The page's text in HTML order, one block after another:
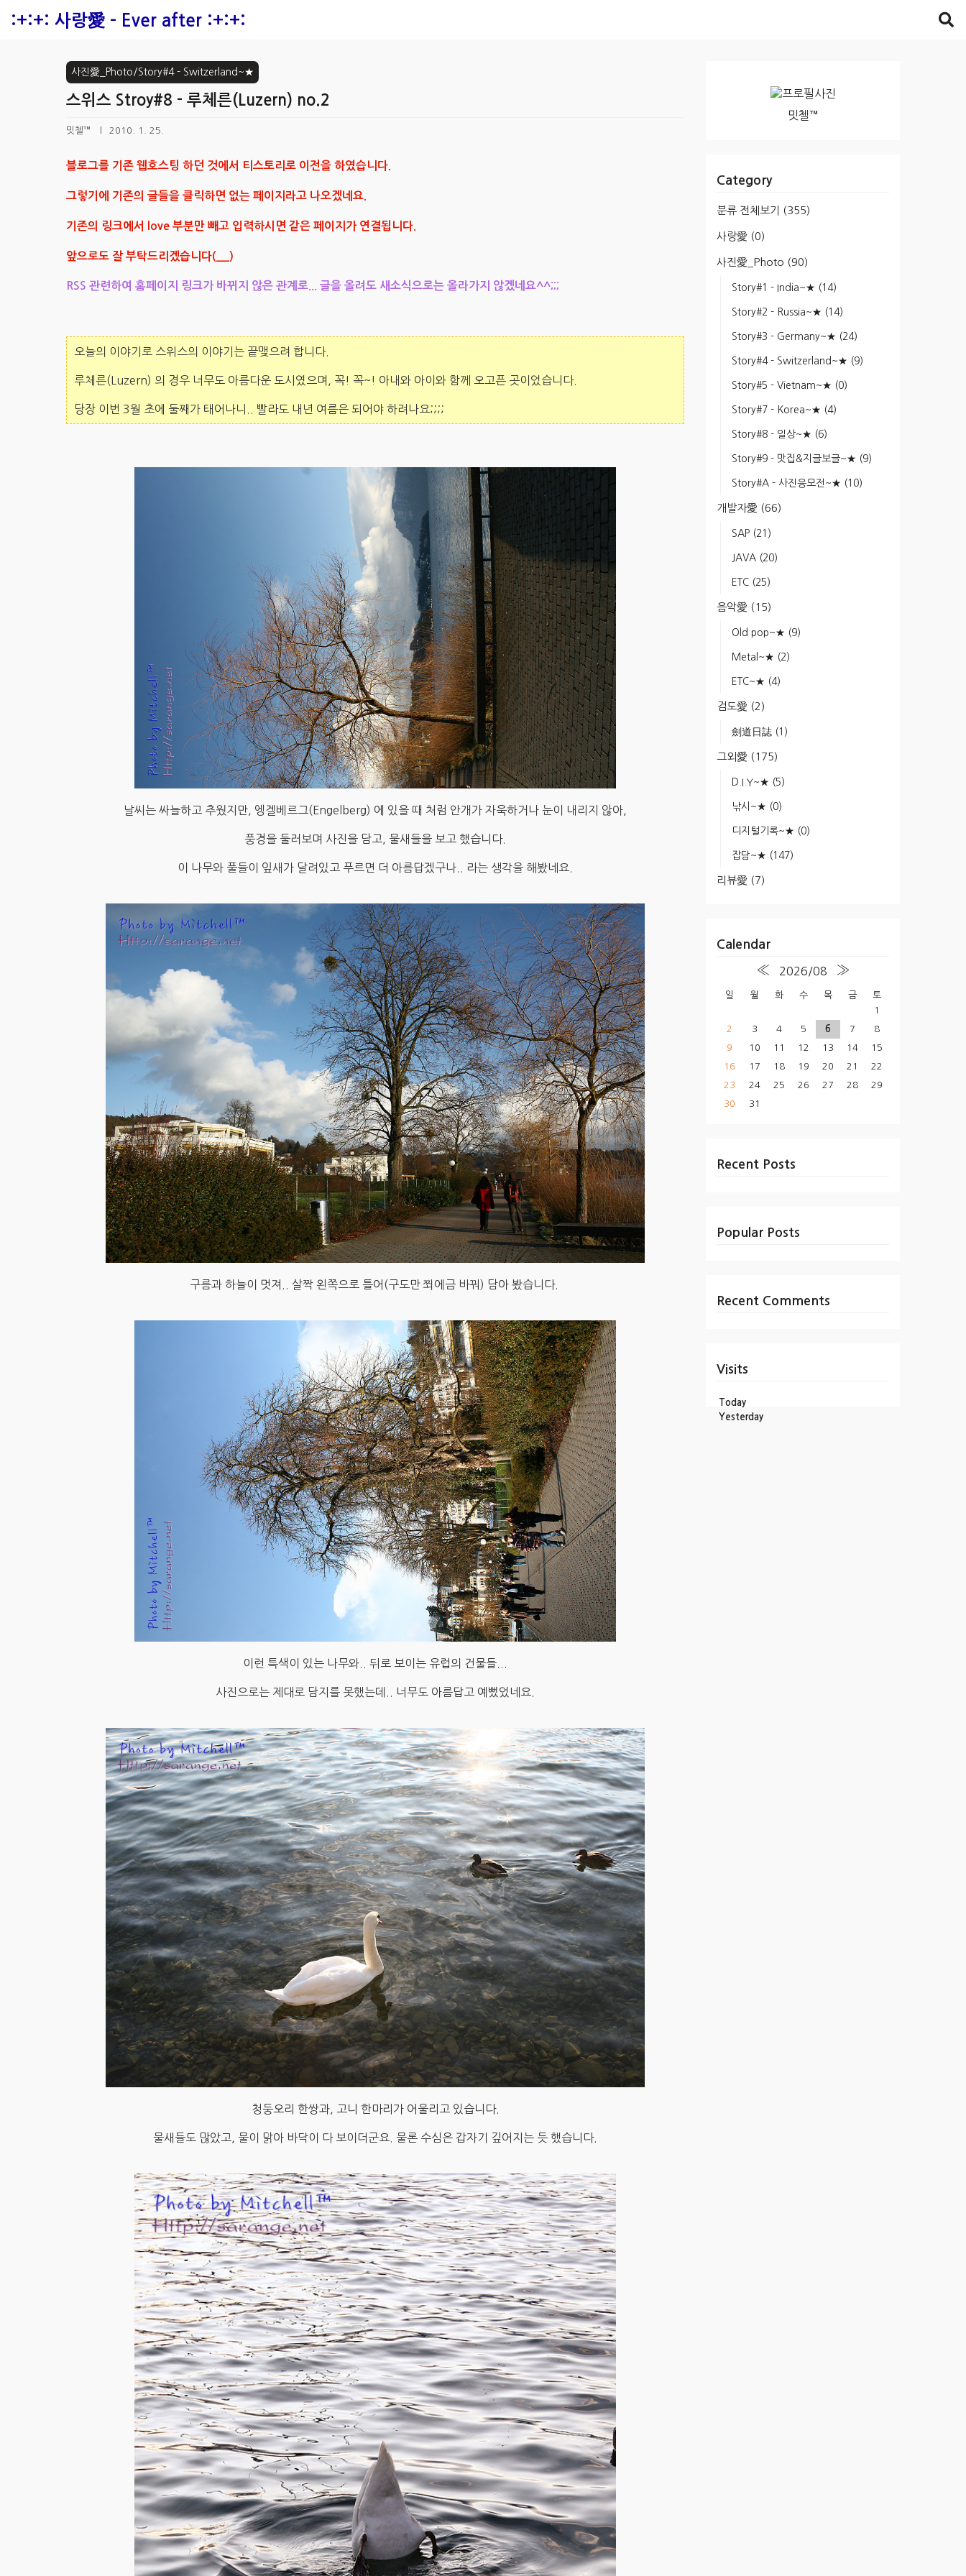
:+:+: 사랑愛 - Ever after :+:+:
밋첼™
Category
분류 전체보기 (355)
사랑愛 (0)
사진愛_Photo (90)
Story#1 - India~★ (14)
Story#2 - Russia~★ (14)
Story#3 - Germany~★ (24)
Story#4 - Switzerland~★ (9)
Story#5 - Vietnam~★ (0)
Story#7 - Korea~★ (4)
Story#8 - 일상~★ (6)
Story#9 - 맛집&지글보글~★ (9)
Story#A - 사진응모전~★ (10)
개발자愛 (66)
SAP (21)
JAVA (20)
ETC (25)
음악愛 (15)
Old pop~★ (9)
Metal~★ (2)
ETC~★ (4)
검도愛 (2)
劍道日誌 (1)
그외愛 (175)
D.I.Y~★ (5)
낚시~★ (0)
디지털기록~★ (0)
잡담~★ (147)
리뷰愛 (7)
Calendar
« 2026/08 »
일 월 화 수 목 금
토
1
2
3 4 5 6 7
8
9
10 11 12 13 14
15
16
17 18 19 20 21
22
23
24 25 26 27 28
29
30
31
Recent Posts
Popular Posts
Recent Comments
Visits
Today
Yesterday
사진愛_Photo/Story#4 - Switzerland~★
스위스 Stroy#8 - 루체른(Luzern) no.2
밋첼™ 2010. 1. 25.
블로그를 기존 웹호스팅 하던 것에서 티스토리로 이전을 하였습니다.
그렇기에 기존의 글들을 클릭하면 없는 페이지라고 나오겠네요.
기존의 링크에서 love 부분만 빼고 입력하시면 같은 페이지가 연결됩니다.
앞으로도 잘 부탁드리겠습니다(__)
RSS 관련하여 홈페이지 링크가 바뀌지 않은 관계로... 글을 올려도 새소식으로는 올라가지 않겠네요^^;;;
오늘의 이야기로 스위스의 이야기는 끝맺으려 합니다.
루체른(Luzern) 의 경우 너무도 아름다운 도시였으며, 꼭! 꼭~! 아내와 아이와 함께 오고픈 곳이었습니다.
당장 이번 3월 초에 둘째가 태어나니.. 빨라도 내년 여름은 되어야 하려나요;;;;
날씨는 싸늘하고 추웠지만, 엥겔베르그(Engelberg) 에 있을 때 처럼 안개가 자욱하거나 눈이 내리지 않아,
풍경을 둘러보며 사진을 담고, 물새들을 보고 했습니다.
이 나무와 풀들이 잎새가 달려있고 푸르면 더 아름답겠구나.. 라는 생각을 해봤네요.
구름과 하늘이 멋져.. 살짝 왼쪽으로 틀어(구도만 쬐에금 바꿔) 담아 봤습니다.
이런 특색이 있는 나무와.. 뒤로 보이는 유럽의 건물들...
사진으로는 제대로 담지를 못했는데.. 너무도 아름답고 예뻤었네요.
청둥오리 한쌍과, 고니 한마리가 어울리고 있습니다.
물새들도 많았고, 물이 맑아 바닥이 다 보이더군요. 물론 수심은 갑자기 깊어지는 듯 했습니다.